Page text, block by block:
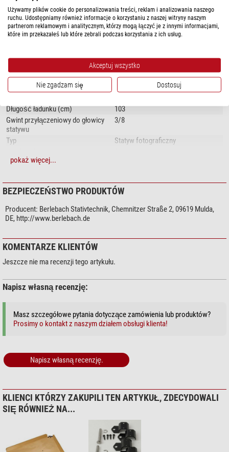
przemyśle i technologii.
pokaż więcej...
DANE TECHNICZNE
Wydajność
Rodzaj konstrukcji
Statyw
Max. wysokość statywu (cm)
Długość ładunku (cm)
103
Gwint przyłączeniowy do głowicy
statywu
3/8
Typ
Statyw fotograficzny
Wysunięcie nóżki statywu
Nóżka statywu
Podkładki proste (Tworzywo
sztuczne)
Wymiary płyty schowka (cm)
- (bez półeczki)
Materiał
Specyfika
Obsługa jedną ręką
Głowica statywu w zakresie
nie
Torba transportowa w zakresie
dostawy
-
wysokości bieguna
Podziałka panoramiczna
-
Płyta szybkiego sprzęgu
Waga (kg)
7,3
Seria
Uni
Kolor
-
Szerokość (cm)
-
Wysokość (cm)
163
pokaż więcej...
BEZPIECZEŃSTWO PRODUKTÓW
Producent: Berlebach Stativtechnik, Chemnitzer Straße 2, 09619 Mulda,
DE, http://www.berlebach.de
KOMENTARZE KLIENTÓW
Jeszcze nie ma recenzji tego artykułu.
Napisz własną recenzję:
Masz szczegółowe pytania dotyczące zamówienia lub produktów?
Prosimy o kontakt z naszym działem obsługi klienta!
Napisz własną recenzję.
KLIENCI KTÓRZY ZAKUPILI TEN ARTYKUŁ, ZDECYDOWALI
SIĘ RÓWNIEŻ NA...
Używamy plików cookie do personalizowania treści, reklam i analizowania naszego
ruchu. Udostępniamy również informacje o korzystaniu z naszej witryny naszym
partnerom reklamowym i analitycznym, którzy mogą łączyć je z innymi informacjami,
które im przekazałeś lub które zebrali podczas korzystania z ich usług.
Akceptuj wszystko
Nie zgadzam się Dostosuj